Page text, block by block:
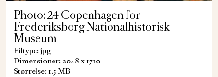
Photo: 24 Copenhagen for
Frederiksborg Nationalhistorisk
Museum
Filtype: jpg
Dimensioner: 2048 x 1710
Størrelse: 1.5 MB